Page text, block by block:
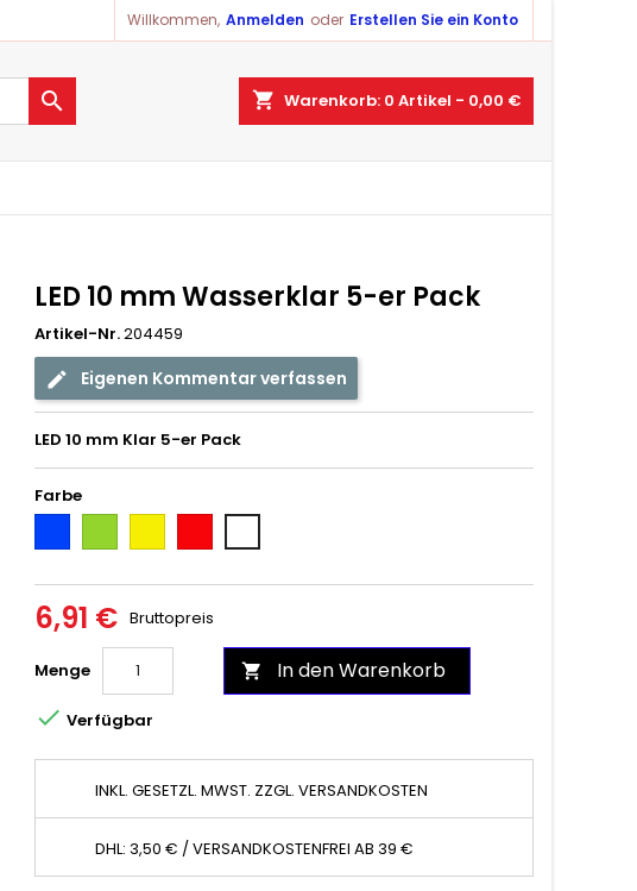
Willkommen, Anmelden oder Erstellen Sie ein Konto
shopping_cart Warenkorb: 0 Artikel - 0,00 €

LED 10 mm Wasserklar 5-er Pack
Artikel-Nr.204459
Eigenen Kommentar verfassen
LED 10 mm Klar 5-er Pack
Farbe
6,91 € Bruttopreis
Menge  In den Warenkorb
 Verfügbar
INKL. GESETZL. MWST. ZZGL. VERSANDKOSTEN
DHL: 3,50 € / VERSANDKOSTENFREI AB 39 €